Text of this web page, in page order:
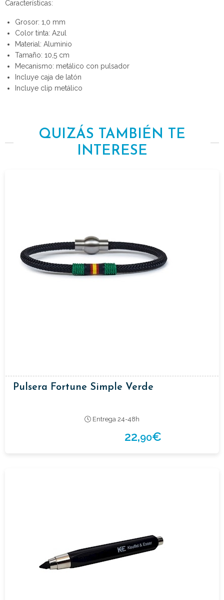
Características:
Grosor: 1,0 mm
Color tinta: Azul
Material: Aluminio
Tamaño: 10,5 cm
Mecanismo: metálico con pulsador
Incluye caja de latón
Incluye clip metálico
QUIZÁS TAMBIÉN TE
INTERESE
Pulsera Fortune Simple Verde
Entrega 24-48h
22,90€